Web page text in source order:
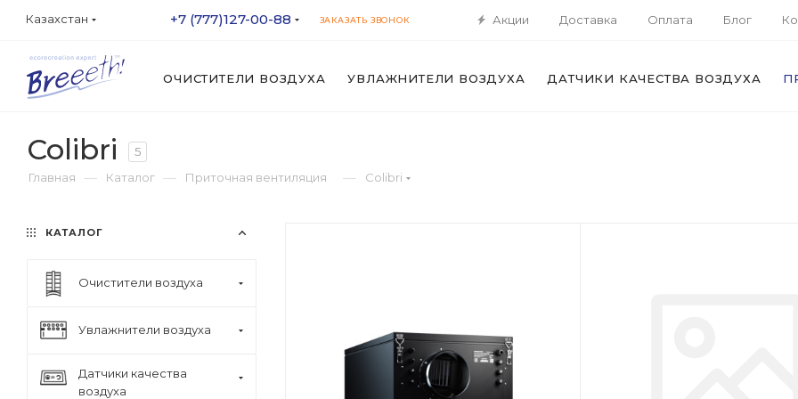
Казахстан +7 (777)127-00-88 ЗАКАЗАТЬ ЗВОНОК Акции Доставка Оплата Блог
ОЧИСТИТЕЛИ ВОЗДУХА УВЛАЖНИТЕЛИ ВОЗДУХА ДАТЧИКИ КАЧЕСТВА ВОЗДУХА
Colibri
5
Главная
— Каталог — Приточная вентиляция — Colibri
КАТАЛОГ
Очистители воздуха
Увлажнители воздуха
Датчики качества
воздуха